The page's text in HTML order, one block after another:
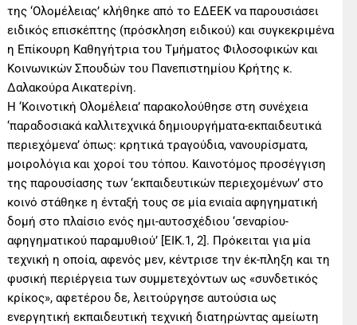
της ‘Ολομέλειας’ κλήθηκε από το ΕΔΕΕΚ να παρουσιάσει
ειδικός επισκέπτης (πρόσκληση ειδικού) και συγκεκριμένα
η Επίκουρη Καθηγήτρια του Τμήματος Φιλοσοφικών και
Κοινωνικών Σπουδών του Πανεπιστημίου Κρήτης κ.
Δαλακούρα Αικατερίνη.
Η ‘Κοινοτική Ολομέλεια’ παρακολούθησε στη συνέχεια
‘παραδοσιακά καλλιτεχνικά δημιουργήματα-εκπαιδευτικά
περιεχόμενα’ όπως: κρητικά τραγούδια, νανουρίσματα,
μοιρολόγια και χοροί του τόπου. Καινοτόμος προσέγγιση
της παρουσίασης των ‘εκπαιδευτικών περιεχομένων’ στο
κοινό στάθηκε η ένταξή τους σε μία ενιαία αφηγηματική
δομή στο πλαίσιο ενός ημι-αυτοσχέδιου ‘σεναρίου-
αφηγηματικού παραμυθιού’ [ΕΙΚ.1, 2]. Πρόκειται για μία
τεχνική η οποία, αφενός μεν, κέντρισε την έκ-πληξη και τη
φυσική περιέργεια των συμμετεχόντων ως «συνδετικός
κρίκος», αφετέρου δε, λειτούργησε αυτούσια ως
ενεργητική εκπαιδευτική τεχνική διατηρώντας αμείωτη